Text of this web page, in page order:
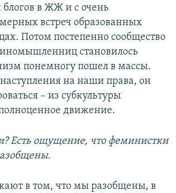
в ЖЖ и с очень
встреч образованных
Потом постепенно сообщество
становилось
понемногу пошел в массы.
на наши права, он
– из субкультуры
движение.
Есть ощущение, что феминистки
в том, что мы разобщены, в